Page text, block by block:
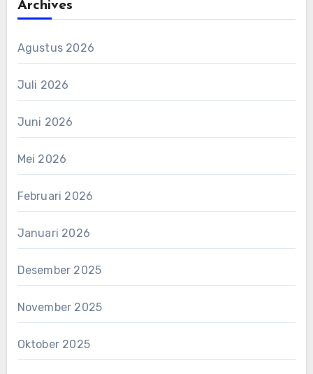
Archives
Agustus 2026
Juli 2026
Juni 2026
Mei 2026
Februari 2026
Januari 2026
Desember 2025
November 2025
Oktober 2025